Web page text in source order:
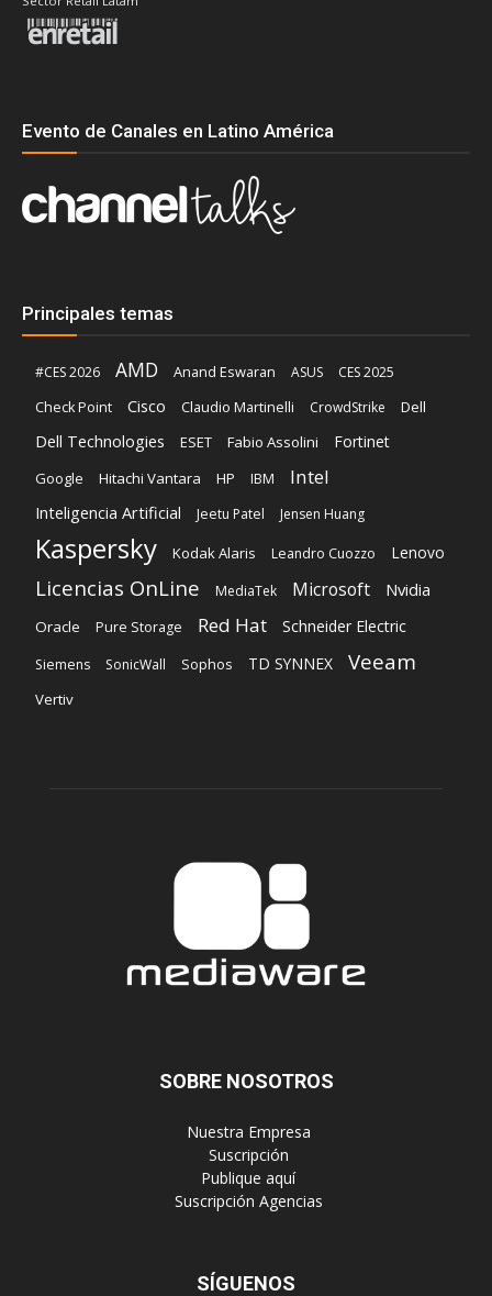
Evento de Canales en Latino América
Principales temas
#CES 2026 AMD Anand Eswaran ASUS
CES 2025
Check Point
Cisco Claudio Martinelli CrowdStrike Dell
Dell Technologies ESET Fabio Assolini Fortinet
Google Hitachi Vantara HP IBM Intel
Inteligencia Artificial Jeetu Patel Jensen Huang
Kaspersky Kodak Alaris Leandro Cuozzo Lenovo
Licencias OnLine MediaTek Microsoft Nvidia
Oracle Pure Storage Red Hat Schneider Electric
Siemens SonicWall Sophos TD SYNNEX Veeam
Vertiv
SOBRE NOSOTROS
‎ Nuestra Empresa
‎ Suscripción
‎ Publique aquí
‎ Suscripción Agencias
SÍGUENOS